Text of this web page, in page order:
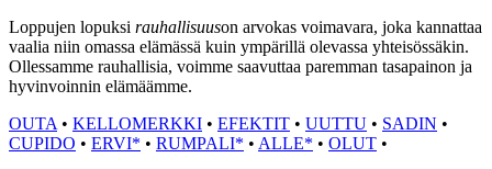
Loppujen lopuksi rauhallisuuson arvokas voimavara, joka kannattaa
vaalia niin omassa elämässä kuin ympärillä olevassa yhteisössäkin.
Ollessamme rauhallisia, voimme saavuttaa paremman tasapainon ja
hyvinvoinnin elämäämme.
OUTA • KELLOMERKKI • EFEKTIT • UUTTU • SADIN •
CUPIDO • ERVI* • RUMPALI* • ALLE* • OLUT •